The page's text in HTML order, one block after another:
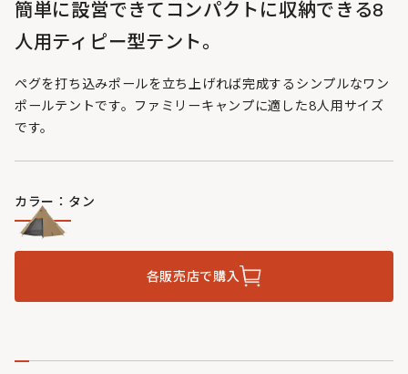
簡単に設営できてコンパクトに収納できる8
人用ティピー型テント。
ペグを打ち込みポールを立ち上げれば完成するシンプルなワン
ポールテントです。ファミリーキャンプに適した8人用サイズ
です。
カラー：タン
各販売店で購入